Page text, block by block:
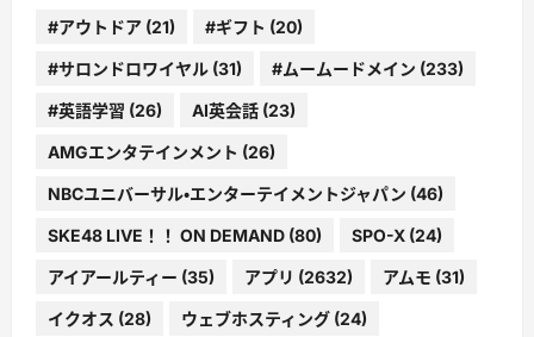
#アウトドア (21) #ギフト (20)
#サロンドロワイヤル (31) #ムームードメイン (233)
#英語学習 (26) AI英会話 (23)
AMGエンタテインメント (26)
NBCユニバーサル・エンターテイメントジャパン (46)
SKE48 LIVE！！ ON DEMAND (80) SPO-X (24)
アイアールティー (35) アプリ (2632) アムモ (31)
イクオス (28) ウェブホスティング (24)